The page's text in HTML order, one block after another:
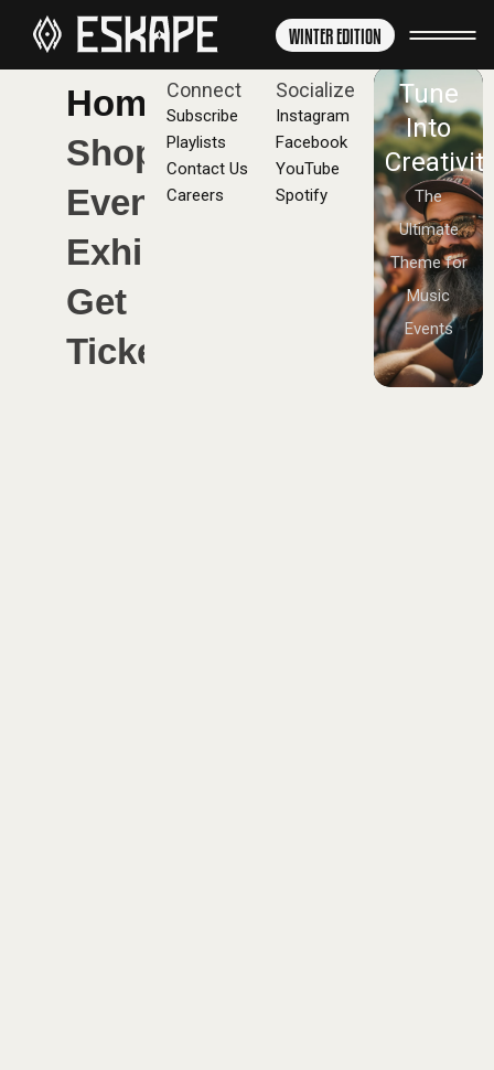
WINTER EDITION
Home
Shop
Events
Exhibits
Get
Tickets
Connect
Subscribe
Playlists
Contact Us
Careers
Socialize
Instagram
Facebook
YouTube
Spotify
Tune
Into
The
Ultimate
Theme for
Music
Events